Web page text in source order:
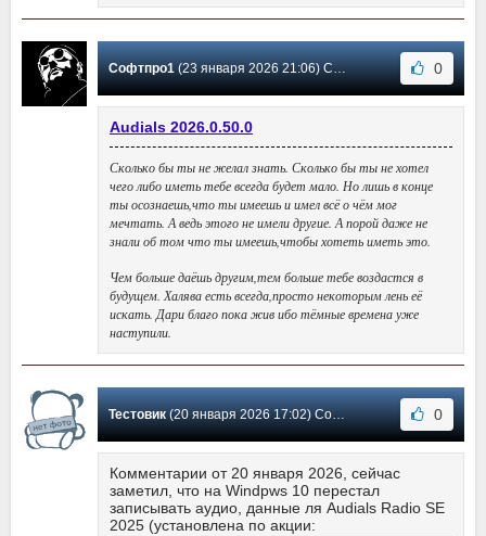
Софтпро1(23 января 2026 21:06) Сообщение #211 0
Audials 2026.0.50.0
Сколько бы ты не желал знать. Сколько бы ты не хотел
чего либо иметь тебе всегда будет мало. Но лишь в конце
ты осознаешь,что ты имеешь и имел всё о чём мог
мечтать. А ведь этого не имели другие. А порой даже не
знали об том что ты имеешь,чтобы хотеть иметь это.
Чем больше даёшь другим,тем больше тебе воздастся в
будущем. Халява есть всегда,просто некоторым лень её
искать. Дари благо пока жив ибо тёмные времена уже
наступили.
Тестовик(20 января 2026 17:02) Сообщение #210 0
Комментарии от 20 января 2026, сейчас
заметил, что на Windpws 10 перестал
записывать аудио, данные ля Audials Radio SE
2025 (установлена по акции: